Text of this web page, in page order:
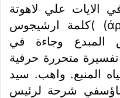
الايات علي لاهوتة
مثل رئيس الحياة ἀρχηγός) )كلمة ارشيجوس
المبدع وجاءة في
تفسيرة متحررة حرفية
المنبع. واهب. سيد
شرحة لرئيس